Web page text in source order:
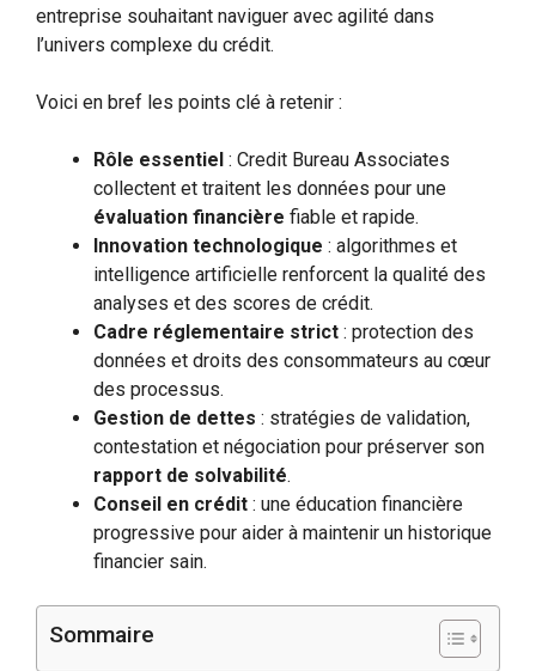
entreprise souhaitant naviguer avec agilité dans
l’univers complexe du crédit.
Voici en bref les points clé à retenir :
Rôle essentiel : Credit Bureau Associates
collectent et traitent les données pour une
évaluation financière fiable et rapide.
Innovation technologique : algorithmes et
intelligence artificielle renforcent la qualité des
analyses et des scores de crédit.
Cadre réglementaire strict : protection des
données et droits des consommateurs au cœur
des processus.
Gestion de dettes : stratégies de validation,
contestation et négociation pour préserver son
rapport de solvabilité.
Conseil en crédit : une éducation financière
progressive pour aider à maintenir un historique
financier sain.
Sommaire